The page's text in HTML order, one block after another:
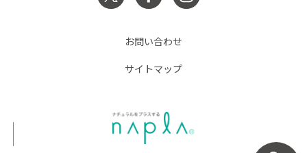
お問い合わせ
サイトマップ